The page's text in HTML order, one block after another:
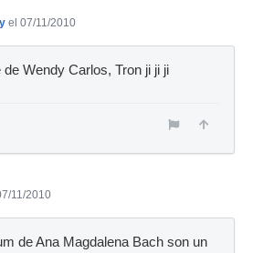
el 07/11/2010
Wendy Carlos, Tron ji ji ji
11/2010
de Ana Magdalena Bach son un